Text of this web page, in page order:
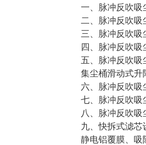
一、 脉冲反吹吸
二、 脉冲反吹吸
三、 脉冲反吹吸
四、 脉冲反吹吸
五、 脉冲反吹吸
集尘桶滑动式升
六、 脉冲反吹吸
七、 脉冲反吹吸
八、 脉冲反吹吸
九、快拆式滤
静电铝覆膜、吸